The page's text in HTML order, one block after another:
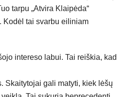
tarpu „Atvira Klaipėda“
Kodėl tai svarbu eiliniam
intereso labui. Tai reiškia, kad
Skaitytojai gali matyti, kiek lėšų